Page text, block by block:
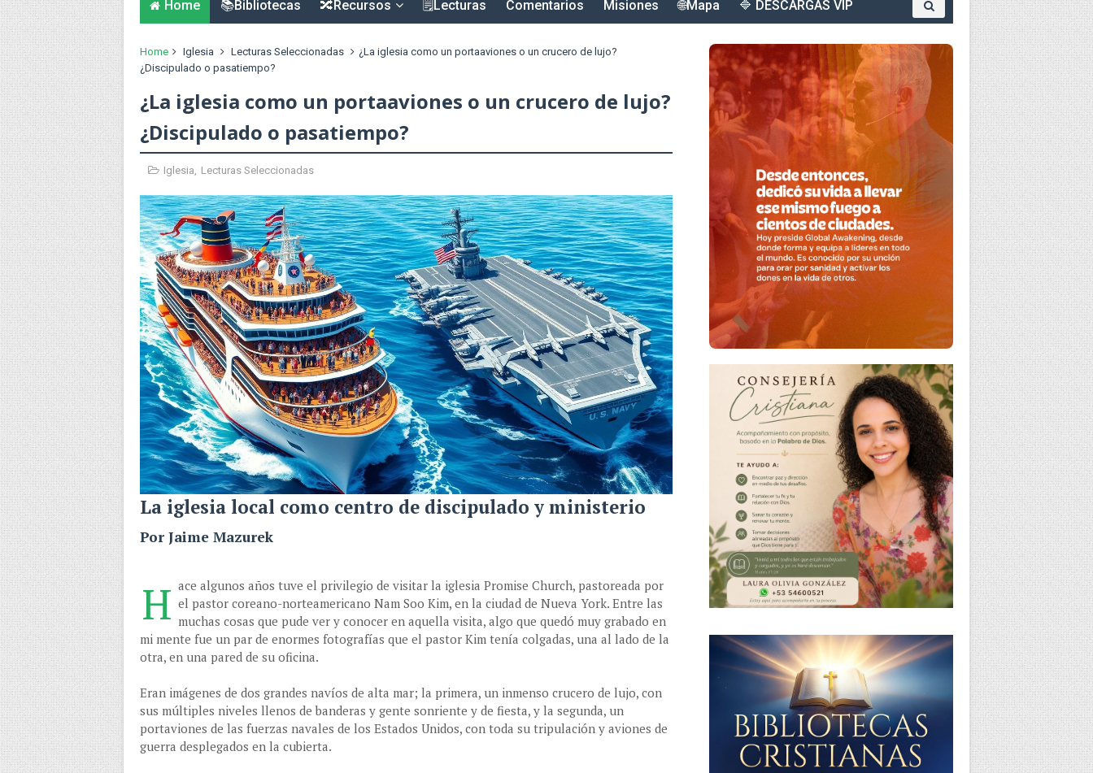
Home 📚Bibliotecas 🔀Recursos 🗒️Lecturas Comentarios Misiones 🌐Mapa 🔷 DESCARGAS VIP
Home Iglesia Lecturas Seleccionadas
¿La iglesia como un portaaviones o un crucero de lujo?
¿Discipulado o pasatiempo?
¿La iglesia como un portaaviones o un crucero de lujo?
¿Discipulado o pasatiempo?
Iglesia, Lecturas Seleccionadas
La iglesia local como centro de discipulado y ministerio
Por Jaime Mazurek
H ace algunos años tuve el privilegio de visitar la iglesia Promise Church, pastoreada por
el pastor coreano-norteamericano Nam Soo Kim, en la ciudad de Nueva York. Entre las
muchas cosas que pude ver y conocer en aquella visita, algo que quedó muy grabado en
mi mente fue un par de enormes fotografías que el pastor Kim tenía colgadas, una al lado de la
otra, en una pared de su oficina.
Eran imágenes de dos grandes navíos de alta mar; la primera, un inmenso crucero de lujo, con
sus múltiples niveles llenos de banderas y gente sonriente y de fiesta, y la segunda, un
portaviones de las fuerzas navales de los Estados Unidos, con toda su tripulación y aviones de
guerra desplegados en la cubierta.